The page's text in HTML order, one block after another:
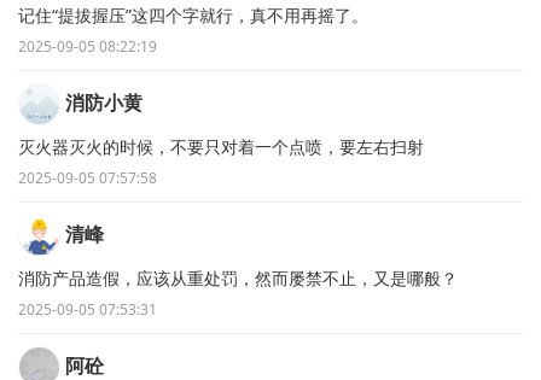
记住“提拔握压”这四个字就行，真不用再摇了。
2025-09-05 08:22:19
消防小黄
灭火器灭火的时候，不要只对着一个点喷，要左右扫射
2025-09-05 07:57:58
清峰
消防产品造假，应该从重处罚，然而屡禁不止，又是哪般？
2025-09-05 07:53:31
阿砼